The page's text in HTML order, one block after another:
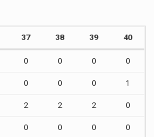
37 38 39 40
0 0 0 0
0 0 0 1
2 2 2 0
0 0 0 0